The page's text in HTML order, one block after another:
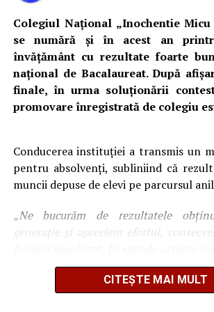
promovarea cetățeniei digitale, a
și a utilizării responsabile a tehnologiei
Potrivit reprezentanților colegiului,
a reunit profesori, elevi, directori de
lideri educaționali din întreaga
discutat despre viitorul
„Participarea la acest congres
oportunitate de dezvoltare
democratice și cetățeniei digitale din
transmis reprezentanții Colegiului
Colegiul Național „Inochentie
se numără și în acest an
învățământ cu rezultate foarte
național de Bacalaureat. După
finale, în urma soluționării
promovare înregistrată de colegiu
Conducerea instituției a transmis un
pentru absolvenți, subliniind că
muncii depuse de elevi pe parcursul
„Ne bucurăm de rezultatele
generație și apreciem efortul,
de muncă, momente de provocare
de a merge mai departe cu propriile
reprezentanții colegiului.
CITEȘTE MAI MULT